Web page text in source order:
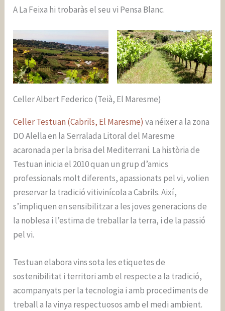
A La Feixa hi trobaràs el seu vi Pensa Blanc.
Celler Albert Federico (Teià, El Maresme)
Celler Testuan (Cabrils, El Maresme) va néixer a la zona
DO Alella en la Serralada Litoral del Maresme
acaronada per la brisa del Mediterrani. La història de
Testuan inicia el 2010 quan un grup d’amics
professionals molt diferents, apassionats pel vi, volien
preservar la tradició vitivinícola a Cabrils. Així,
s’impliquen en sensibilitzar a les joves generacions de
la noblesa i l’estima de treballar la terra, i de la passió
pel vi.
Testuan elabora vins sota les etiquetes de
sostenibilitat i territori amb el respecte a la tradició,
acompanyats per la tecnologia i amb procediments de
treball a la vinya respectuosos amb el medi ambient.